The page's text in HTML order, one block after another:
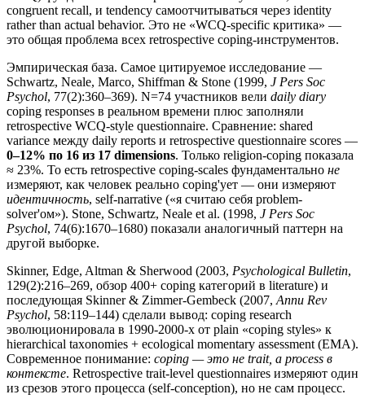
congruent recall, и tendency самоотчитываться через identity
rather than actual behavior. Это не «WCQ-specific критика» —
это общая проблема всех retrospective coping-инструментов.
Эмпирическая база. Самое цитируемое исследование —
Schwartz, Neale, Marco, Shiffman & Stone (1999, J Pers Soc
Psychol, 77(2):360–369). N=74 участников вели daily diary
coping responses в реальном времени плюс заполняли
retrospective WCQ-style questionnaire. Сравнение: shared
variance между daily reports и retrospective questionnaire scores —
0–12% по 16 из 17 dimensions. Только religion-coping показала
≈ 23%. То есть retrospective coping-scales фундаментально не
измеряют, как человек реально coping'ует — они измеряют
идентичность, self-narrative («я считаю себя problem-
solver'ом»). Stone, Schwartz, Neale et al. (1998, J Pers Soc
Psychol, 74(6):1670–1680) показали аналогичный паттерн на
другой выборке.
Skinner, Edge, Altman & Sherwood (2003, Psychological Bulletin,
129(2):216–269, обзор 400+ coping категорий в literature) и
последующая Skinner & Zimmer-Gembeck (2007, Annu Rev
Psychol, 58:119–144) сделали вывод: coping research
эволюционировала в 1990-2000-х от plain «coping styles» к
hierarchical taxonomies + ecological momentary assessment (EMA).
Современное понимание: coping — это не trait, а process в
контексте. Retrospective trait-level questionnaires измеряют один
из срезов этого процесса (self-conception), но не сам процесс.